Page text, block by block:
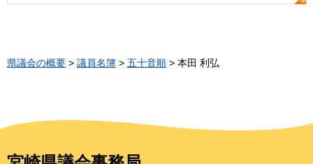
県議会の概要 > 議員名簿 > 五十音順 > 本田 利弘